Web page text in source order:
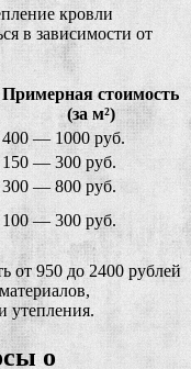
кровли
в зависимости от
Примерная стоимость
(за м²)
400 — 1000 руб.
150 — 300 руб.
300 — 800 руб.
100 — 300 руб.
от 950 до 2400 рублей
утепления.
о